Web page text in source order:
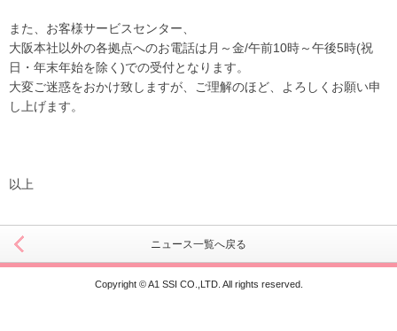
また、お客様サービスセンター、
大阪本社以外の各拠点へのお電話は月～金/午前10時～午後5時(祝
日・年末年始を除く)での受付となります。
大変ご迷惑をおかけ致しますが、ご理解のほど、よろしくお願い申
し上げます。
以上
ニュース一覧へ戻る
Copyright © A1 SSI CO.,LTD. All rights reserved.